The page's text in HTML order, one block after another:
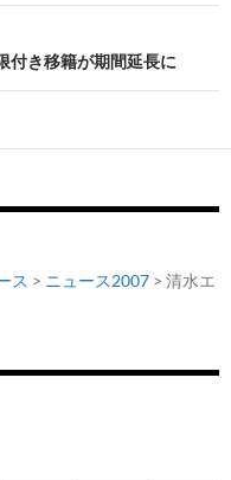
付き移籍が期間延長に
ス > ニュース2007 > 清水エ